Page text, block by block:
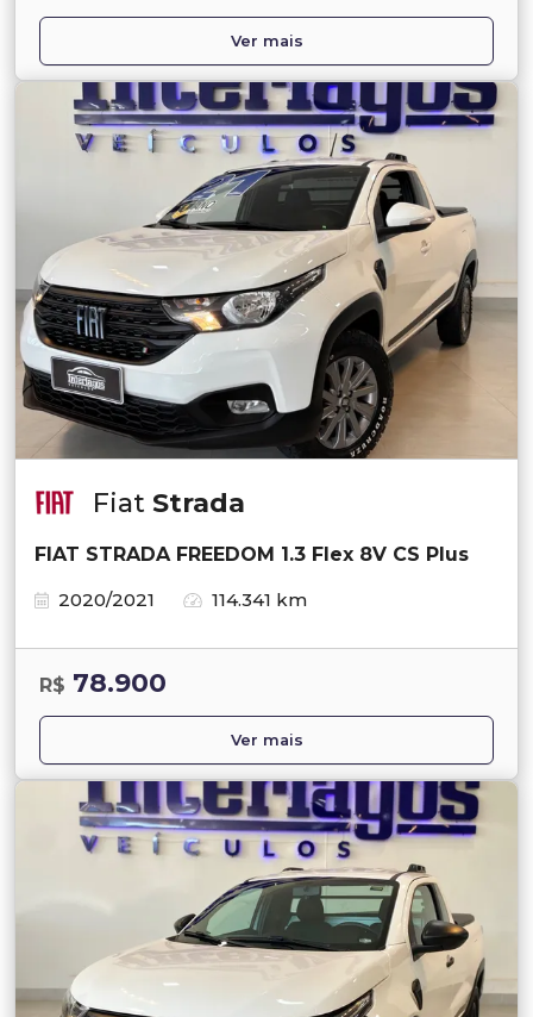
Ver mais
Fiat Strada
FIAT STRADA FREEDOM 1.3 Flex 8V CS Plus
2020/2021
114.341 km
R$ 78.900
Ver mais